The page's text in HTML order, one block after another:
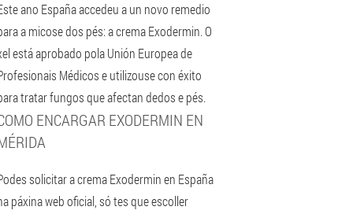
ano España accedeu a un novo remedio
a micose dos pés: a crema Exodermin. O
está aprobado pola Unión Europea de
Médicos e utilizouse con éxito
tratar fungos que afectan dedos e pés.
ENCARGAR EXODERMIN EN
solicitar a crema Exodermin en España
páxina web oficial, só tes que escoller